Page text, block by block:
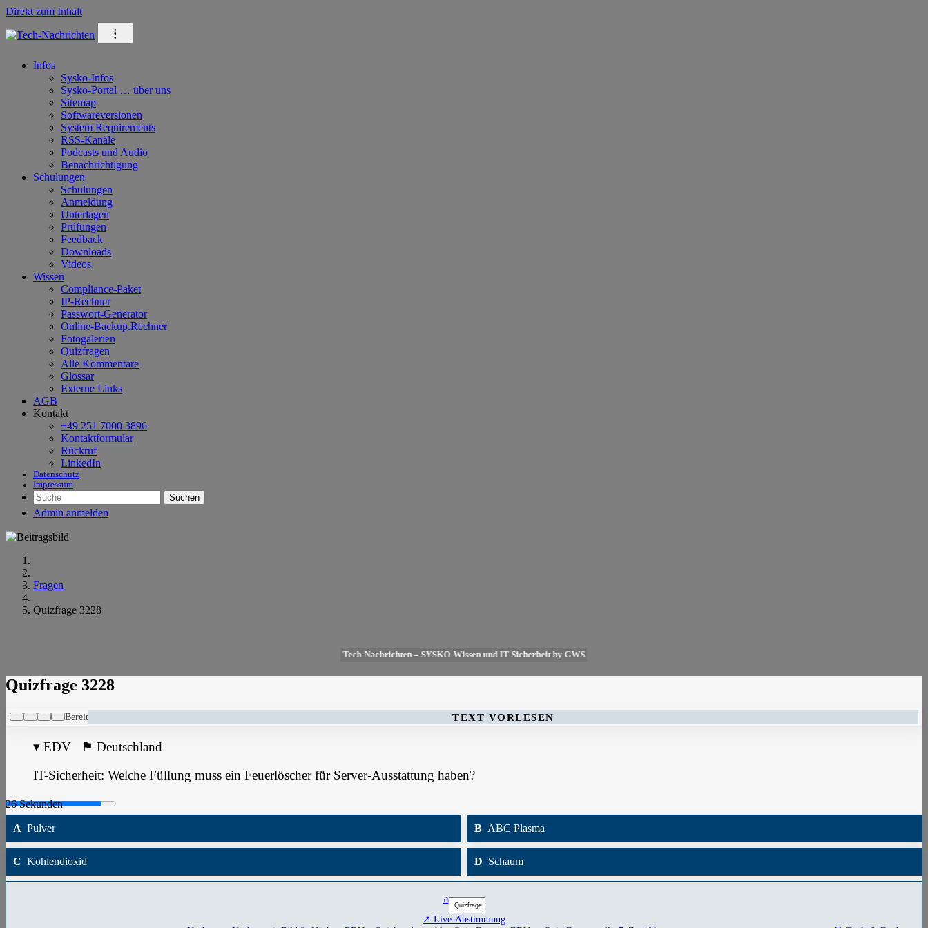
Direkt zum Inhalt
⁝
Infos
Sysko-Infos
Sysko-Portal … über uns
Sitemap
Softwareversionen
System Requirements
RSS-Kanäle
Podcasts und Audio
Benachrichtigung
Schulungen
Schulungen
Anmeldung
Unterlagen
Prüfungen
Feedback
Downloads
Videos
Wissen
Compliance-Paket
IP-Rechner
Passwort-Generator
Online-Backup.Rechner
Fotogalerien
Quizfragen
Alle Kommentare
Glossar
Externe Links
AGB
Kontakt
+49 251 7000 3896
Kontaktformular
Rückruf
LinkedIn
Datenschutz
Impressum
Suchen
Admin anmelden
Fragen
Quizfrage 3228
Tech-Nachrichten – SYSKO-Wissen und IT-Sicherheit by GWS
Quizfrage 3228
Bereit TEXT VORLESEN
▾ EDV ⚑ Deutschland
IT-Sicherheit: Welche Füllung muss ein Feuerlöscher für Server-Ausstattung haben?
A Pulver B ABC Plasma
C Kohlendioxid D Schaum
⌂
↗ Live-Abstimmung